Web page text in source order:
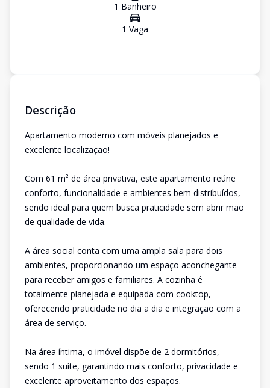
1 Banheiro
1 Vaga
Descrição
Apartamento moderno com móveis planejados e
excelente localização!
Com 61 m² de área privativa, este apartamento reúne
conforto, funcionalidade e ambientes bem distribuídos,
sendo ideal para quem busca praticidade sem abrir mão
de qualidade de vida.
A área social conta com uma ampla sala para dois
ambientes, proporcionando um espaço aconchegante
para receber amigos e familiares. A cozinha é
totalmente planejada e equipada com cooktop,
oferecendo praticidade no dia a dia e integração com a
área de serviço.
Na área íntima, o imóvel dispõe de 2 dormitórios,
sendo 1 suíte, garantindo mais conforto, privacidade e
excelente aproveitamento dos espaços.